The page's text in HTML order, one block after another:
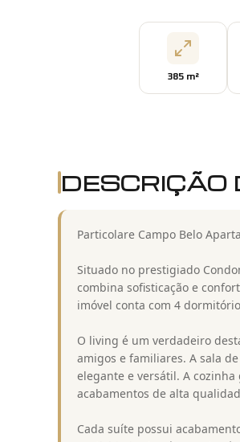
385 m²
DESCRIÇÃO
Particolare Campo Belo
Situado no prestigiado
combina sofisticação e
imóvel conta com 4
O living é um verdadeiro
amigos e familiares. A sala
elegante e versátil. A
acabamentos de alta
Cada suíte possui